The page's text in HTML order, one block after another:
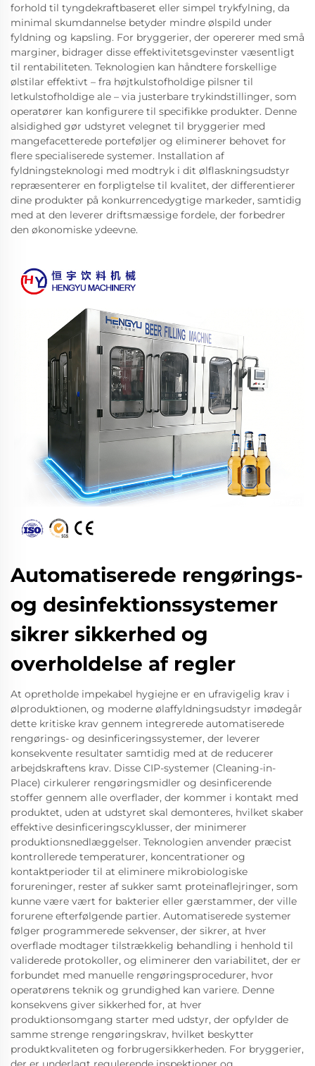
forhold til tyngdekraftbaseret eller simpel trykfylning, da
minimal skumdannelse betyder mindre ølspild under
fyldning og kapsling. For bryggerier, der opererer med små
marginer, bidrager disse effektivitetsgevinster væsentligt
til rentabiliteten. Teknologien kan håndtere forskellige
ølstilar effektivt – fra højtkulstofholdige pilsner til
letkulstofholdige ale – via justerbare trykindstillinger, som
operatører kan konfigurere til specifikke produkter. Denne
alsidighed gør udstyret velegnet til bryggerier med
mangefacetterede porteføljer og eliminerer behovet for
flere specialiserede systemer. Installation af
fyldningsteknologi med modtryk i dit ølflaskningsudstyr
repræsenterer en forpligtelse til kvalitet, der differentierer
dine produkter på konkurrencedygtige markeder, samtidig
med at den leverer driftsmæssige fordele, der forbedrer
den økonomiske ydeevne.
Automatiserede rengørings-
og desinfektionssystemer
sikrer sikkerhed og
overholdelse af regler
At opretholde impekabel hygiejne er en ufravigelig krav i
ølproduktionen, og moderne ølaffyldningsudstyr imødegår
dette kritiske krav gennem integrerede automatiserede
rengørings- og desinficeringssystemer, der leverer
konsekvente resultater samtidig med at de reducerer
arbejdskraftens krav. Disse CIP-systemer (Cleaning-in-
Place) cirkulerer rengøringsmidler og desinficerende
stoffer gennem alle overflader, der kommer i kontakt med
produktet, uden at udstyret skal demonteres, hvilket skaber
effektive desinficeringscyklusser, der minimerer
produktionsnedlæggelser. Teknologien anvender præcist
kontrollerede temperaturer, koncentrationer og
kontaktperioder til at eliminere mikrobiologiske
forureninger, rester af sukker samt proteinaflejringer, som
kunne være vært for bakterier eller gærstammer, der ville
forurene efterfølgende partier. Automatiserede systemer
følger programmerede sekvenser, der sikrer, at hver
overflade modtager tilstrækkelig behandling i henhold til
validerede protokoller, og eliminerer den variabilitet, der er
forbundet med manuelle rengøringsprocedurer, hvor
operatørens teknik og grundighed kan variere. Denne
konsekvens giver sikkerhed for, at hver
produktionsomgang starter med udstyr, der opfylder de
samme strenge rengøringskrav, hvilket beskytter
produktkvaliteten og forbrugersikkerheden. For bryggerier,